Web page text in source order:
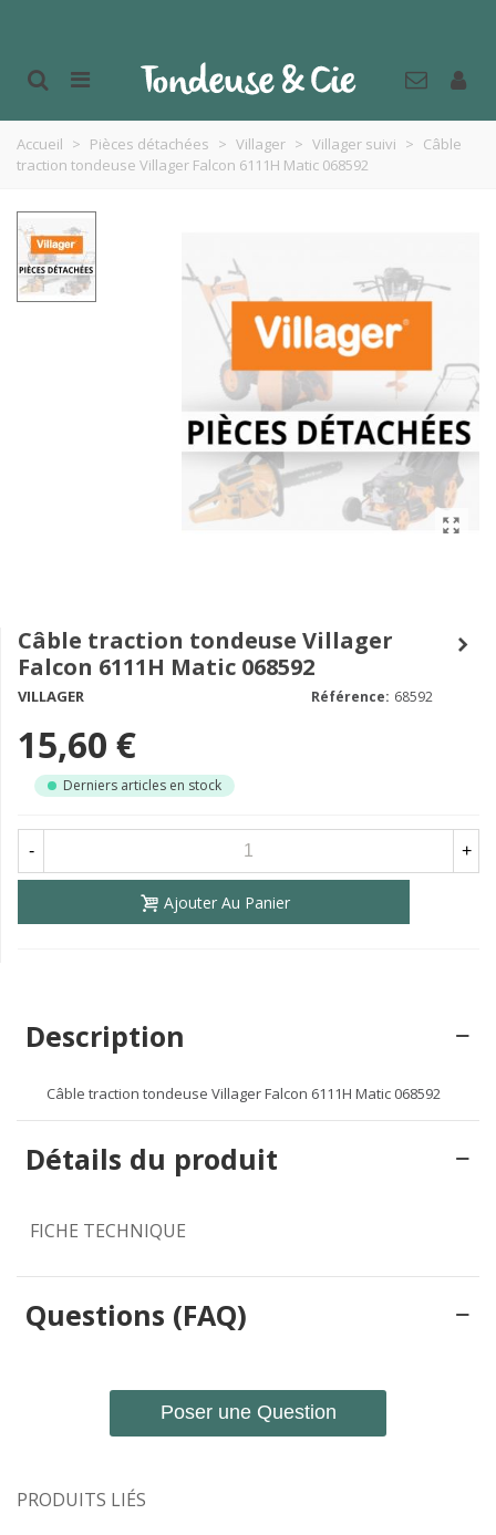
Accueil > Pièces détachées > Villager > Villager suivi > Câble
traction tondeuse Villager Falcon 6111H Matic 068592
Câble traction tondeuse Villager
Falcon 6111H Matic 068592
VILLAGER Référence: 68592
15,60 €
Derniers articles en stock
- +
Ajouter Au Panier
Description
Câble traction tondeuse Villager Falcon 6111H Matic 068592
Détails du produit
FICHE TECHNIQUE
Questions (FAQ)
Poser une Question
PRODUITS LIÉS